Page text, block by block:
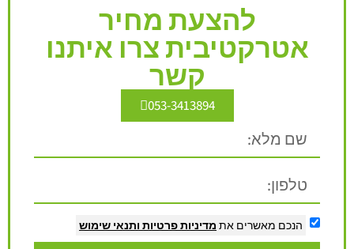
להצעת מחיר
אטרקטיבית צרו איתנו
קשר
053-3413894
הנכם מאשרים את מדיניות פרטיות ותנאי שימוש